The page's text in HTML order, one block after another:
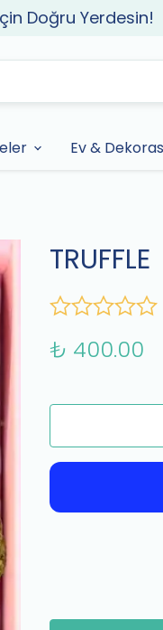
Doğru Yerdesin!
Ev &
TRUFFLE
₺ 400.00